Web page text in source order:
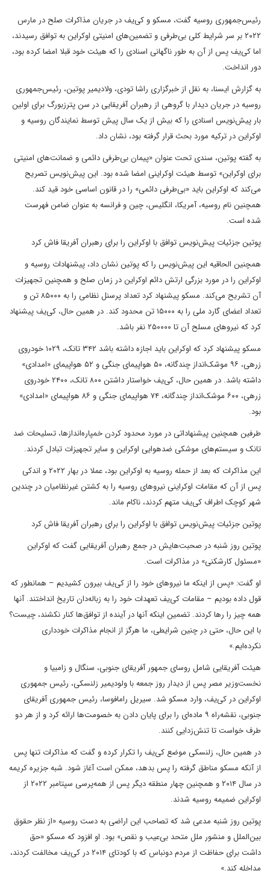
رئیس‌جمهوری روسیه گفت، مسکو و کی‌یف در جریان مذاکرات صلح در مارس
۲۰۲۲ بر سر شرایط کلی بی‌طرفی و تضمین‌های امنیتی اوکراین به توافق رسیدند،
اما کی‌یف پس از آن به طور ناگهانی اسنادی را که هیئت خود قبلا امضا کرده بود،
دور انداخت.
به گزارش ایسنا، به نقل از خبرگزاری راشا تودی، ولادیمیر پوتین، رئیس‌جمهوری
روسیه در جریان دیدار با گروهی از رهبران آفریقایی در سن پترزبورگ برای اولین
بار پیش‌نویس اسنادی را که بیش از یک سال پیش توسط نمایندگان روسیه و
اوکراین در ترکیه مورد بحث قرار گرفته بود، نشان داد.
به گفته پوتین، سندی تحت عنوان «پیمان بی‌طرفی دائمی و ضمانت‌های امنیتی
برای اوکراین» توسط هیئت اوکراینی امضا شده بود. این پیش‌نویس تصریح
می‌کند که اوکراین باید «بی‌طرفی دائمی» را در قانون اساسی خود قید کند.
همچنین نام روسیه، آمریکا، انگلیس، چین و فرانسه به عنوان ضامن فهرست
شده است.
پوتین جزئیات پیش‌نویس توافق با اوکراین را برای رهبران آفریقا فاش کرد
همچنین الحاقیه این پیش‌نویس را که پوتین نشان داد، پیشنهادات روسیه و
اوکراین را در مورد بزرگی ارتش دائم اوکراین در زمان صلح و همچنین تجهیزات
آن تشریح می‌کند. مسکو پیشنهاد کرد تعداد پرسنل نظامی را به ۸۵۰۰۰ تن و
تعداد اعضای گارد ملی را به ۱۵۰۰۰ تن محدود کند. در همین حال، کی‌یف پیشنهاد
کرد که نیروهای مسلح آن تا ۲۵۰۰۰۰ نفر باشد.
مسکو پیشنهاد کرد که اوکراین باید اجازه داشته باشد ۳۴۲ تانک، ۱۰۲۹ خودروی
زرهی، ۹۶ موشک‌انداز چندگانه، ۵۰ هواپیمای جنگی و ۵۲ هواپیمای «امدادی»
داشته باشد. در همین حال، کی‌یف خواستار داشتن ۸۰۰ تانک، ۲۴۰۰ خودروی
زرهی، ۶۰۰ موشک‌انداز چندگانه، ۷۴ هواپیمای جنگی و ۸۶ هواپیمای «امدادی»
بود.
طرفین همچنین پیشنهاداتی در مورد محدود کردن خمپاره‌اندازها، تسلیحات ضد
تانک و سیستم‌های موشکی ضدهوایی اوکراین و سایر تجهیزات تبادل کردند.
این مذاکرات که بعد از حمله روسیه به اوکراین بود، عملا در بهار ۲۰۲۲ و اندکی
پس از آن که مقامات اوکراینی نیروهای روسیه را به کشتن غیرنظامیان در چندین
شهر کوچک اطراف کی‌یف متهم کردند، ناکام ماند.
پوتین جزئیات پیش‌نویس توافق با اوکراین را برای رهبران آفریقا فاش کرد
پوتین روز شنبه در صحبت‌هایش در جمع رهبران آفریقایی گفت که اوکراین
«مسئول کارشکنی» در مذاکرات است.
او گفت: «پس از اینکه ما نیروهای خود را از کی‌یف بیرون کشیدیم – همانطور که
قول داده بودیم – مقامات کی‌یف تعهدات خود را به زباله‌دان تاریخ انداختند. آنها
همه چیز را رها کردند. تضمین اینکه آنها در آینده از توافق‌ها کنار نکشند، چیست؟
با این حال، حتی در چنین شرایطی، ما هرگز از انجام مذاکرات خودداری
نکرده‌ایم.»
هیئت آفریقایی شامل روسای جمهور آفریقای جنوبی، سنگال و زامبیا و
نخست‌وزیر مصر پس از دیدار روز جمعه با ولودیمیر زلنسکی، رئیس جمهوری
اوکراین در کی‌یف، وارد مسکو شد. سیریل رامافوسا، رئیس جمهوری آفریقای
جنوبی، نقشه‌راه ۹ ماده‌ای را برای پایان دادن به خصومت‌ها ارائه کرد و از هر دو
طرف خواست تا تنش‌زدایی کنند.
در همین حال، زلنسکی موضع کی‌یف را تکرار کرده و گفت که مذاکرات تنها پس
از آنکه مسکو مناطق گرفته را پس بدهد، ممکن است آغاز شود. شبه جزیره کریمه
در سال ۲۰۱۴ و همچنین چهار منطقه دیگر پس از همه‌پرسی سپتامبر ۲۰۲۲ از
اوکراین ضمیمه روسیه شدند.
پوتین روز شنبه مدعی شد که تصاحب این اراضی به دست روسیه «از نظر حقوق
بین‌الملل و منشور ملل متحد بی‌عیب و نقص» بود. او افزود که مسکو «حق
داشت برای حفاظت از مردم دونباس که با کودتای ۲۰۱۴ در کی‌یف مخالفت کردند،
مداخله کند.»